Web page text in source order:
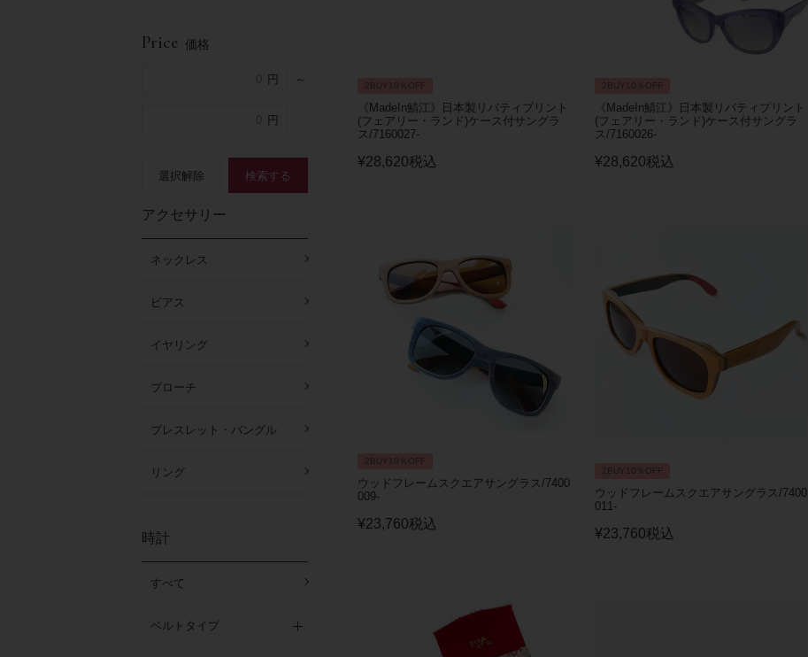
Price 価格
～
アクセサリー
ネックレス
ピアス
イヤリング
ブローチ
ブレスレット・バングル
リング
時計
すべて
ベルトタイプ
2BUY10％OFF
《MadeIn鯖江》日本製リバティプリント
(フェアリー・ランド)ケース付サングラ
ス/7160027-
¥28,620税込
2BUY10％OFF
《MadeIn鯖江》日本製リバティプリント
(フェアリー・ランド)ケース付サングラ
ス/7160026-
¥28,620税込
2BUY10％OFF
ウッドフレームスクエアサングラス/7400
009-
¥23,760税込
2BUY10％OFF
ウッドフレームスクエアサングラス/7400
011-
¥23,760税込